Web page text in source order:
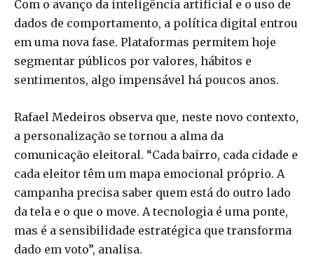
Com o avanço da inteligência artificial e o uso de
dados de comportamento, a política digital entrou
em uma nova fase. Plataformas permitem hoje
segmentar públicos por valores, hábitos e
sentimentos, algo impensável há poucos anos.
Rafael Medeiros observa que, neste novo contexto,
a personalização se tornou a alma da
comunicação eleitoral. “Cada bairro, cada cidade e
cada eleitor têm um mapa emocional próprio. A
campanha precisa saber quem está do outro lado
da tela e o que o move. A tecnologia é uma ponte,
mas é a sensibilidade estratégica que transforma
dado em voto”, analisa.